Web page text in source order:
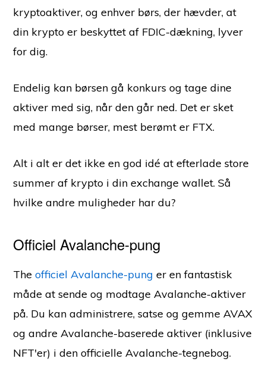
kryptoaktiver, og enhver børs, der hævder, at
din krypto er beskyttet af FDIC-dækning, lyver
for dig.
Endelig kan børsen gå konkurs og tage dine
aktiver med sig, når den går ned. Det er sket
med mange børser, mest berømt er FTX.
Alt i alt er det ikke en god idé at efterlade store
summer af krypto i din exchange wallet. Så
hvilke andre muligheder har du?
Officiel Avalanche-pung
Theofficiel Avalanche-pung er en fantastisk
måde at sende og modtage Avalanche-aktiver
på. Du kan administrere, satse og gemme AVAX
og andre Avalanche-baserede aktiver (inklusive
NFT'er) i den officielle Avalanche-tegnebog.